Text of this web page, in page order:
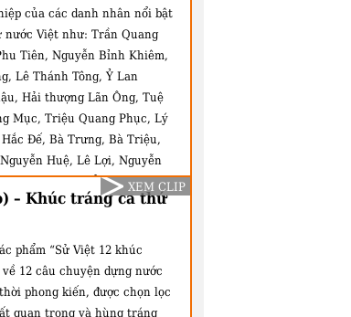
mà bắc thùy nước Việt lại
trương và củng cố. Đó là một
Thường Kiệt. Nhưng còn
đương thời không kém
đối với vận mệnh tương lai
to hơn nữa. Ấy là việc đánh
của các danh nhân nổi bật
Việt như: Trần Quang
Tiên, Nguyễn Bỉnh Khiêm,
Lê Thánh Tông, Ỷ Lan
Hải thượng Lãn Ông, Tuệ
Mục, Triệu Quang Phục, Lý
Đế, Bà Trưng, Bà Triệu,
Huệ, Lê Lợi, Nguyễn
Lý Thái Tổ, Lê Quý Đôn,
Đế, Lý Thường Kiệt, Lê
Tông, Lê Văn Hưu,
– Khúc tráng ca thứ
phẩm “Sử Việt 12 khúc
12 câu chuyện dựng nước
phong kiến, được chọn lọc
quan trọng và hùng tráng
XEM CLIP